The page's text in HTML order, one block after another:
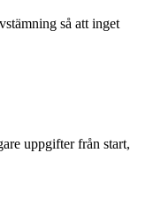
så att inget
uppgifter från start,